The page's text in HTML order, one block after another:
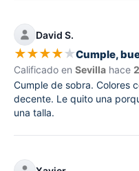
David S.
★★★★★Cumple,
Calificado en Sevilla hace
Cumple de sobra. Colores
decente. Le quito una
una talla.